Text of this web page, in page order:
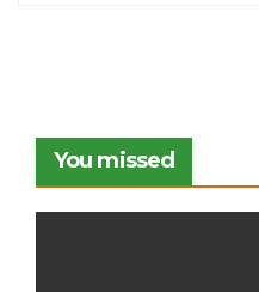
You missed